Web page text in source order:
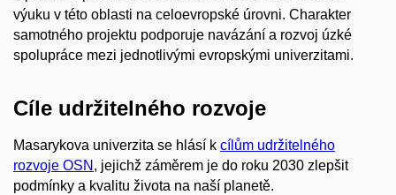
výuku v této oblasti na celoevropské úrovni. Charakter
samotného projektu podporuje navázání a rozvoj úzké
spolupráce mezi jednotlivými evropskými univerzitami.
Cíle udržitelného rozvoje
Masarykova univerzita se hlásí k cílům udržitelného
rozvoje OSN , jejichž záměrem je do roku 2030 zlepšit
podmínky a kvalitu života na naší planetě.